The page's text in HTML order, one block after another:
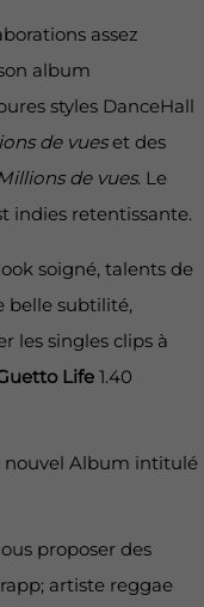
assez
album
styles DanceHall
de vueset des
de vues. Le
indies retentissante.
soigné, talents de
belle subtilité,
les singles clips à
Life 1.40
nouvel Album intitulé
proposer des
artiste reggae